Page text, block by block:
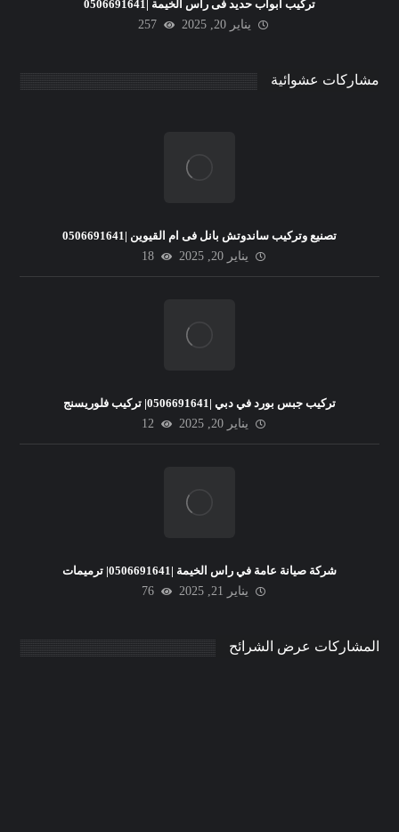
تركيب ابواب حديد فى راس الخيمة |0506691641
يناير 20, 2025
257
مشاركات عشوائية
تصنيع وتركيب ساندوتش بانل فى ام القيوين |0506691641
يناير 20, 2025
18
تركيب جبس بورد في دبي |0506691641| تركيب فلوريسنج
يناير 20, 2025
12
شركة صيانة عامة في راس الخيمة |0506691641| ترميمات
يناير 21, 2025
76
المشاركات عرض الشرائح